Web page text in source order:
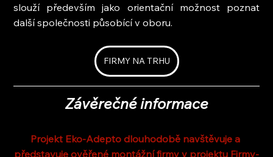
slouží především jako orientační možnost poznat
další společnosti působící v oboru.
FIRMY NA TRHU
Závěrečné informace
Projekt Eko-Adepto dlouhodobě navštěvuje a
představuje ověřené montážní firmy v projektu Firmy-